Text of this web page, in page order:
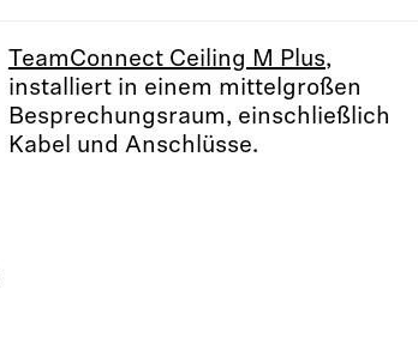
TeamConnect Ceiling M Plus,
installiert in einem mittelgroßen
Besprechungsraum, einschließlich
Kabel und Anschlüsse.